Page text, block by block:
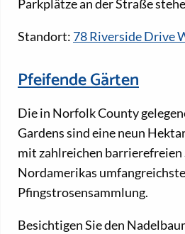
Parkplätze an der Straße
Standort: 78 Riverside Drive
Pfeifende Gärten
Die in Norfolk County
Gardens sind eine neun
mit zahlreichen barrierefreien
Nordamerikas
Pfingstrosensammlung.
Besichtigen Sie den